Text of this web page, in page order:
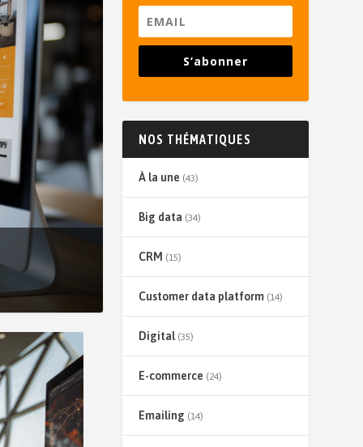
S’abonner
NOS THÉMATIQUES
À la une (43)
Big data (34)
CRM (15)
Customer data platform(14)
Digital(35)
E-commerce (24)
Emailing (14)